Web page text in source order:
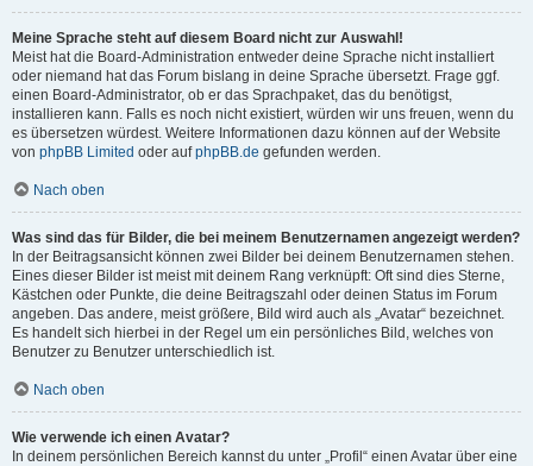
Meine Sprache steht auf diesem Board nicht zur Auswahl!
Meist hat die Board-Administration entweder deine Sprache nicht installiert
oder niemand hat das Forum bislang in deine Sprache übersetzt. Frage ggf.
einen Board-Administrator, ob er das Sprachpaket, das du benötigst,
installieren kann. Falls es noch nicht existiert, würden wir uns freuen, wenn du
es übersetzen würdest. Weitere Informationen dazu können auf der Website
von phpBB Limited oder aufphpBB.de gefunden werden.
Nach oben
Was sind das für Bilder, die bei meinem Benutzernamen angezeigt werden?
In der Beitragsansicht können zwei Bilder bei deinem Benutzernamen stehen.
Eines dieser Bilder ist meist mit deinem Rang verknüpft: Oft sind dies Sterne,
Kästchen oder Punkte, die deine Beitragszahl oder deinen Status im Forum
angeben. Das andere, meist größere, Bild wird auch als „Avatar“ bezeichnet.
Es handelt sich hierbei in der Regel um ein persönliches Bild, welches von
Benutzer zu Benutzer unterschiedlich ist.
Nach oben
Wie verwende ich einen Avatar?
In deinem persönlichen Bereich kannst du unter „Profil“ einen Avatar über eine